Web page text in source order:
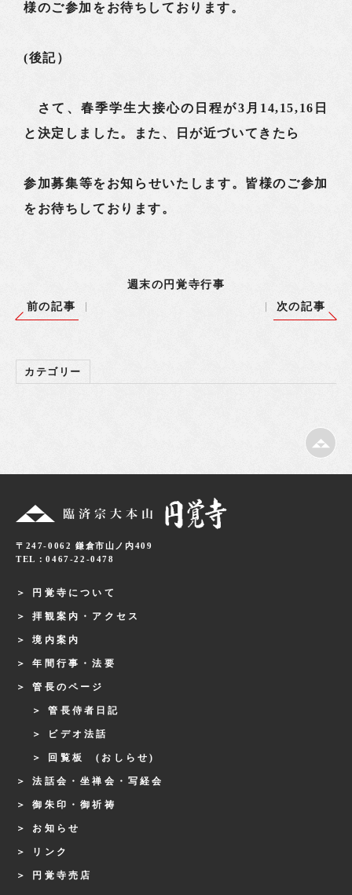
様のご参加をお待ちしております。
(後記）
さて、春季学生大接心の日程が3月14,15,16日
と決定しました。また、日が近づいてきたら
参加募集等をお知らせいたします。皆様のご参加
をお待ちしております。
週末の円覚寺行事
前の記事
次の記事
カテゴリー
〒247-0062 鎌倉市山ノ内409
TEL：0467-22-0478
円覚寺について
拝観案内・アクセス
境内案内
年間行事・法要
管長のページ
管長侍者日記
ビデオ法話
回覧板 (おしらせ)
法話会・坐禅会・写経会
御朱印・御祈祷
お知らせ
リンク
円覚寺売店